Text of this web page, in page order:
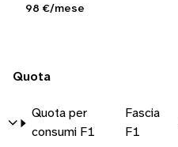
98 €/mese
Quota
Quota per
consumi F1
Fascia
F1